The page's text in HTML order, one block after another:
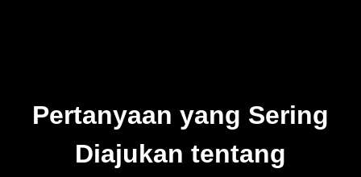
Pertanyaan yang Sering
Diajukan tentang